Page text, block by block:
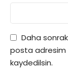
Daha
posta adresim
kaydedilsin.